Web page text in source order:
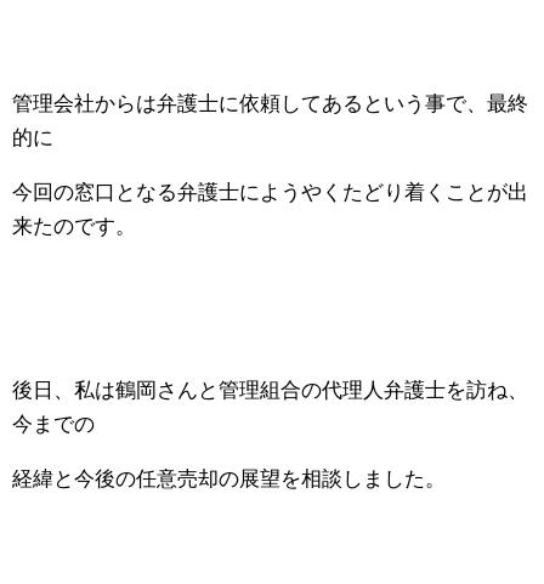
管理会社からは弁護士に依頼してあるという事で、最終
的に
今回の窓口となる弁護士にようやくたどり着くことが出
来たのです。
後日、私は鶴岡さんと管理組合の代理人弁護士を訪ね、
今までの
経緯と今後の任意売却の展望を相談しました。